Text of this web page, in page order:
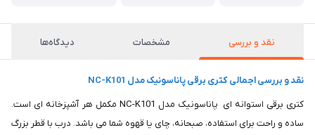
نقد و بررسی مشخصات دیدگاه‌ها
نقد و بررسی اجمالی کتری برقی پاناسونیک مدل NC-K101
کتری برقی استوانه ای پاناسونیک مدل NC-K101 مکمل هر آشپزخانه ای است.
ساده و راحت برای استفاده، صبحانه، چای یا قهوه شما می باشد. درب با قطر بزرگ